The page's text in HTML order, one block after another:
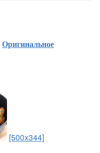
Оригинальное
[500x344]